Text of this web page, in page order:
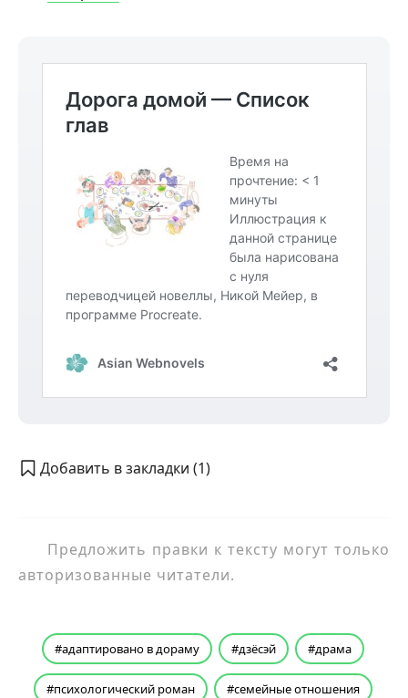
Добавить в закладки (1)
Предложить правки к тексту могут только
авторизованные читатели.
адаптировано в дораму дзёсэй драма
психологический роман семейные отношения